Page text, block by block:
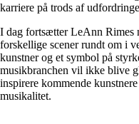
karriere på trods af
I dag fortsætter LeAnn Rimes
forskellige scener rundt om i
kunstner og et symbol på
musikbranchen vil ikke blive
inspirere kommende
musikalitet.